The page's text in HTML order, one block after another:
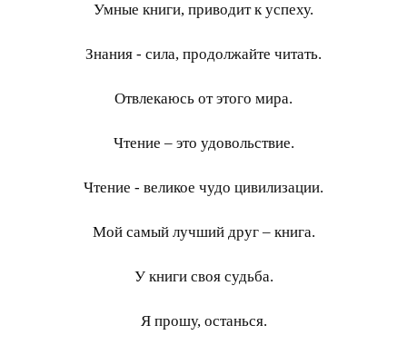
Умные книги, приводит к успеху.
Знания - сила, продолжайте читать.
Отвлекаюсь от этого мира.
Чтение – это удовольствие.
Чтение - великое чудо цивилизации.
Мой самый лучший друг – книга.
У книги своя судьба.
Я прошу, останься.